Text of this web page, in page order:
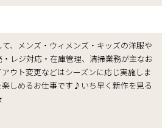
、メンズ・ウィメンズ・キッズの洋服や
レジ対応・在庫管理、清掃業務が主なお
ウト変更などはシーズンに応じ実施しま
しめるお仕事です♪いち早く新作を見る